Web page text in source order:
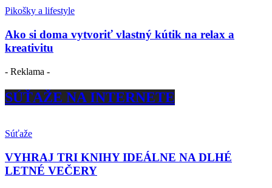
Pikošky a lifestyle
Ako si doma vytvoriť vlastný kútik na relax a
kreativitu
- Reklama -
SÚŤAŽE NA INTERNETE
Súťaže
VYHRAJ TRI KNIHY IDEÁLNE NA DLHÉ
LETNÉ VEČERY